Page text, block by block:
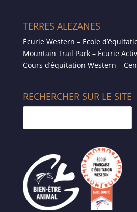
TERRES ALEZANES
Écurie Western – Ecole
Mountain Trail Park – Écurie
Cours d’équitation Western –
RECHERCHER SUR LE SITE